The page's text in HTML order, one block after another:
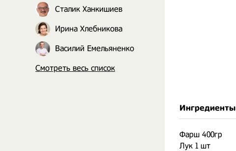
Ингредиенты
Фарш 400гр
Лук 1 шт
Сталик Ханкишиев
Ирина Хлебникова
Василий Емельяненко
Смотреть весь список